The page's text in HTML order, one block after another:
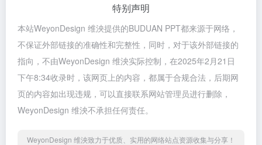
特别声明
本站WeyonDesign 维泱提供的BUDUAN PPT都来源于网络，
不保证外部链接的准确性和完整性，同时，对于该外部链接的
指向，不由WeyonDesign 维泱实际控制，在2025年2月21日
下午8:34收录时，该网页上的内容，都属于合规合法，后期网
页的内容如出现违规，可以直接联系网站管理员进行删除，
WeyonDesign 维泱不承担任何责任。
WeyonDesign 维泱致力于优质、实用的网络站点资源收集与分享！